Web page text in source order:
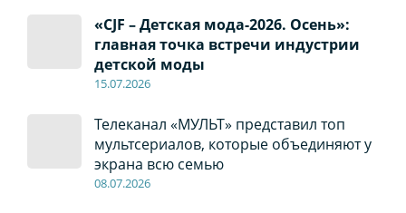
«CJF – Детская мода-2026. Осень»:
главная точка встречи индустрии
детской моды
15.07.2026
Телеканал «МУЛЬТ» представил топ
мультсериалов, которые объединяют у
экрана всю семью
08.07.2026